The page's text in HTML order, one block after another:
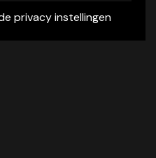
privacy instellingen